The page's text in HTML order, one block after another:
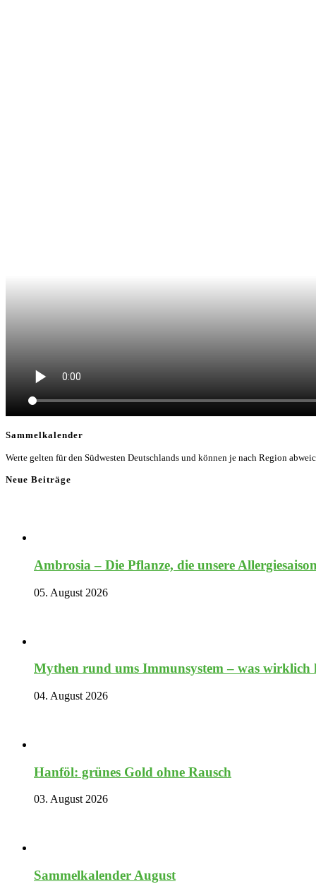
Sammelkalender
Werte gelten für den Südwesten Deutschlands und können je nach Region
Neue Beiträge
Ambrosia – Die Pflanze, die unsere
05. August 2026
Mythen rund ums Immunsystem – was
04. August 2026
Hanföl: grünes Gold ohne Rausch
03. August 2026
Sammelkalender August